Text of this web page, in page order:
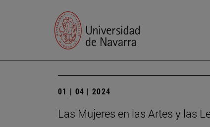
01 | 04 | 2024
Las Mujeres en las Artes y las